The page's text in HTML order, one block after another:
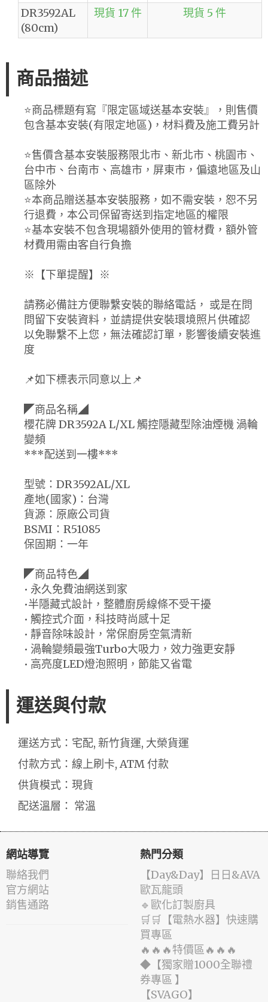
DR3592AL
(80cm)
現貨 17 件 現貨 5 件
商品描述
⭐️商品標題有寫『限定區域送基本安裝』，則售價
包含基本安裝(有限定地區)，材料費及施工費另計
⭐️售價含基本安裝服務限北市、新北市、桃園市、
台中市、台南市、高雄市，屏東市，偏遠地區及山
區除外
⭐️本商品贈送基本安裝服務，如不需安裝，恕不另
行退費，本公司保留寄送到指定地區的權限
⭐️基本安裝不包含現場額外使用的管材費，額外管
材費用需由客自行負擔
※【下單提醒】※
請務必備註方便聯繫安裝的聯絡電話， 或是在問
問留下安裝資料，並請提供安裝環境照片供確認
以免聯繫不上您，無法確認訂單，影響後續安裝進
度
📌如下標表示同意以上📌
◤商品名稱◢
櫻花牌 DR3592A L/XL 觸控隱藏型除油煙機 渦輪
變頻
***配送到一樓***
型號：DR3592AL/XL
產地(國家)：台灣
貨源：原廠公司貨
BSMI：R51085
保固期：一年
◤商品特色◢
• 永久免費油網送到家
•半隱藏式設計，整體廚房線條不受干擾
• 觸控式介面，科技時尚感十足
• 靜音除味設計，常保廚房空氣清新
• 渦輪變頻最強Turbo大吸力，效力強更安靜
• 高亮度LED燈泡照明，節能又省電
運送與付款
運送方式：宅配, 新竹貨運, 大榮貨運
付款方式：線上刷卡, ATM 付款
供貨模式：現貨
配送溫層： 常溫
網站導覽
聯絡我們
官方網站
銷售通路
熱門分類
️【Day&Day】️日日&AVA
歐瓦龍頭
🔹歐化訂製廚具
🛒🛒【電熱水器】快速購
買專區
🔥🔥🔥特價區🔥🔥🔥
◆【獨家贈1000全聯禮
券專區 】
️【SVAGO】️